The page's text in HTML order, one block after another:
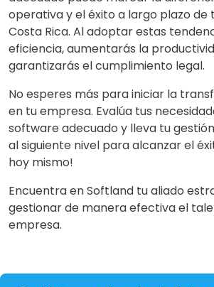
operativa y el éxito a largo plazo de
Costa Rica. Al adoptar estas
eficiencia, aumentarás la
garantizarás el cumplimiento legal.
No esperes más para iniciar la
en tu empresa. Evalúa tus
software adecuado y lleva tu
al siguiente nivel para alcanzar el
hoy mismo!
Encuentra en Softland tu aliado
gestionar de manera efectiva el
empresa.